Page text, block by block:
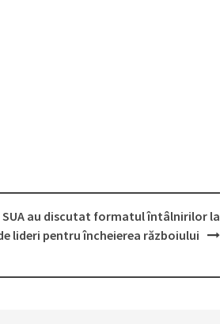
SUA au discutat formatul întâlnirilor la
lideri pentru încheierea războiului